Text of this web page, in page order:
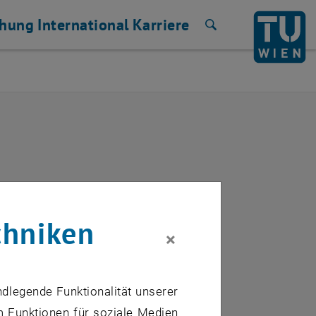
International Karriere
×
Funktionalität unserer
Funktionen für soziale Medien